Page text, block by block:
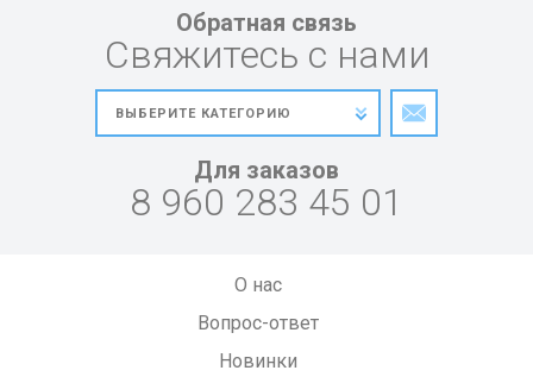
Обратная связь
Свяжитесь с нами
Для заказов
8 960 283 45 01
О нас
Вопрос-ответ
Новинки